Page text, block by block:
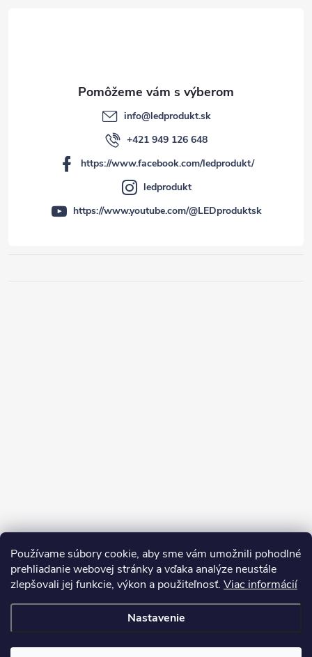
Používame súbory cookie, aby sme vám umožnili pohodlné
prehliadanie webovej stránky a vďaka analýze neustále
zlepšovali jej funkcie, výkon a použiteľnosť. Viac informácií
Nastavenie
Sledovať na Instagrame
info@ledprodukt.sk
+421 949 126 648
https://www.facebook.com/ledprodukt/
ledprodukt
https://www.youtube.com/@LEDproduktsk